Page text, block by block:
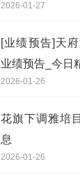
2026-01-27
[业绩预告]天
业绩预告_今日
2026-01-26
花旗下调雅培
息
2026-01-26